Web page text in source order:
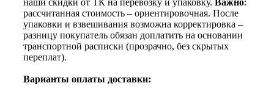
наши скидки от ТК на перевозку и упаковку. Важно:
рассчитанная стоимость – ориентировочная. После
упаковки и взвешивания возможна корректировка –
разницу покупатель обязан доплатить на основании
транспортной расписки (прозрачно, без скрытых
переплат).
Варианты оплаты доставки: